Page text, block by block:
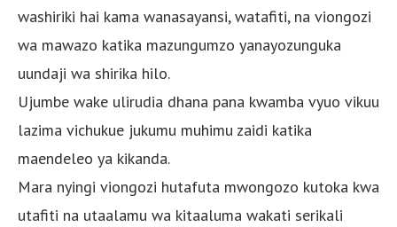
washiriki hai kama wanasayansi, watafiti, na viongozi
wa mawazo katika mazungumzo yanayozunguka
uundaji wa shirika hilo.
Ujumbe wake ulirudia dhana pana kwamba vyuo vikuu
lazima vichukue jukumu muhimu zaidi katika
maendeleo ya kikanda.
Mara nyingi viongozi hutafuta mwongozo kutoka kwa
utafiti na utaalamu wa kitaaluma wakati serikali